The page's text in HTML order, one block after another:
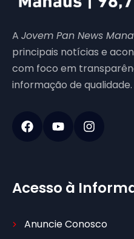
A Jovem Pan News
principais notícias e
com foco em
informação de qualidade.
Acesso à
Anuncie Conosco